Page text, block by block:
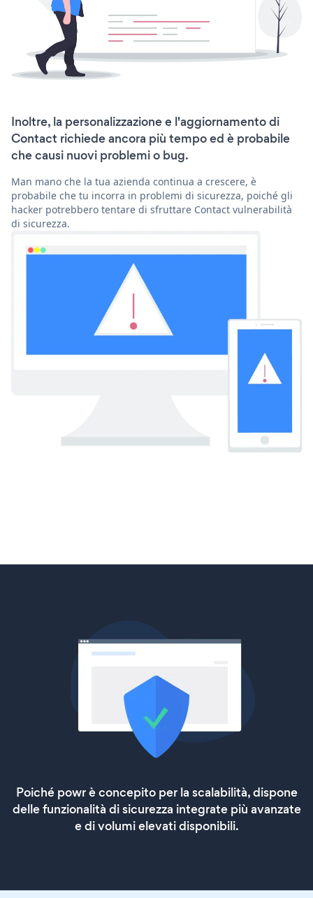
Inoltre, la personalizzazione e l'aggiornamento di
Contact richiede ancora più tempo ed è probabile
che causi nuovi problemi o bug.
Man mano che la tua azienda continua a crescere, è
probabile che tu incorra in problemi di sicurezza, poiché gli
hacker potrebbero tentare di sfruttare Contact vulnerabilità
di sicurezza.
Poiché powr è concepito per la scalabilità, dispone
delle funzionalità di sicurezza integrate più avanzate
e di volumi elevati disponibili.